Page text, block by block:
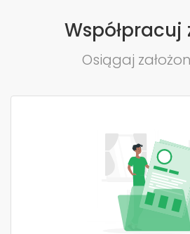
Współpracuj
Osiągaj